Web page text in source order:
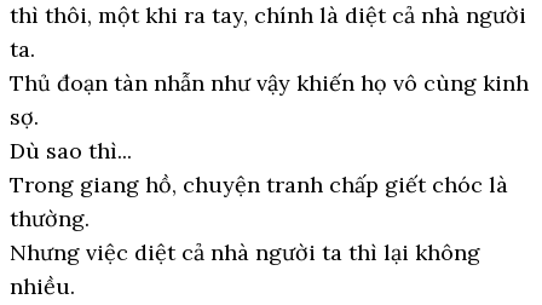
thì thôi, một khi ra tay, chính là diệt cả nhà người
ta.
Thủ đoạn tàn nhẫn như vậy khiến họ vô cùng kinh
sợ.
Dù sao thì...
Trong giang hồ, chuyện tranh chấp giết chóc là
thường.
Nhưng việc diệt cả nhà người ta thì lại không
nhiều.